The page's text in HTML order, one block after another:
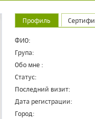
Профиль
ФИО:
Група:
Обо мне :
Статус:
Последний визит:
Дата регистрации:
Город: